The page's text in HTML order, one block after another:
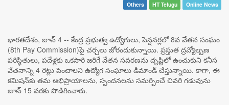
Others HT Telugu Online News
భారతదేశం, జూన్ 4 -- కేంద్ర ప్రభుత్వ ఉద్యోగులు, పెన్షనర్లలో 8వ వేతన సంఘం
(8th Pay Commission)పై చర్చలు జోరందుకున్నాయి. ప్రస్తుత ద్రవ్యోల్బణ
పరిస్థితులు, పదేళ్లకు ఒకసారి జరిగే వేతన సవరణను దృష్టిలో ఉంచుకుని కనీస
వేతనాన్ని 4 రెట్లు పెంచాలని ఉద్యోగ సంఘాలు డిమాండ్ చేస్తున్నాయి. కాగా, ఈ
కమిషన్‌కు తమ అభిప్రాయాలను, స్పందనలను సమర్పించే చివరి గడువును
జూన్ 15 వరకు పొడిగించారు.